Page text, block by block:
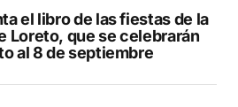
el libro de las fiestas de la
Loreto, que se celebrarán
al 8 de septiembre